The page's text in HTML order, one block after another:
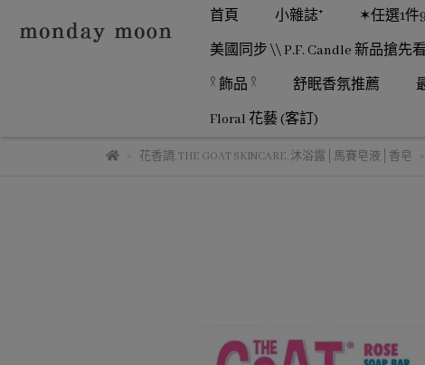
首頁 小雜誌⁺ ✶任選1件
美國同步 \\ P.F. Candle 新品搶先
𓍲 飾品 𓍲 舒眠香氛推薦
Floral 花藝 (客訂)
花香調 ,THE GOAT SKINCARE, 沐浴露│馬賽皂液│香皂